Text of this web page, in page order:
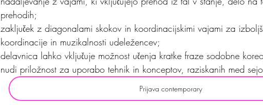
prehodih;
zaključek z diagonalami skokov in koordinacijskimi vajami za
koordinacije in muzikalnosti udeležencev;
delavnica lahko vključuje možnost učenja kratke fraze sodobne
nudi priložnost za uporabo tehnik in konceptov, raziskanih med
Prijava contemporary